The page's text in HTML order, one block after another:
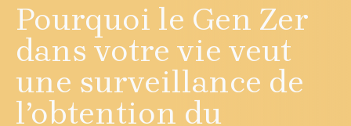
Pourquoi le Gen Zer
dans votre vie veut
une surveillance de
l’obtention du